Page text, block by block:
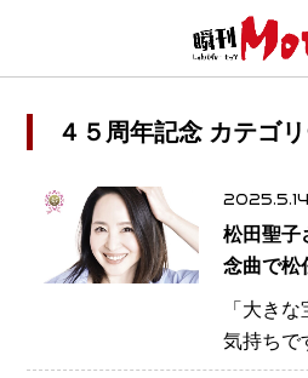
４５周年記念 カテゴ
2025.5.14
松田聖子
念曲で松
の共演
「大き
気持ちで